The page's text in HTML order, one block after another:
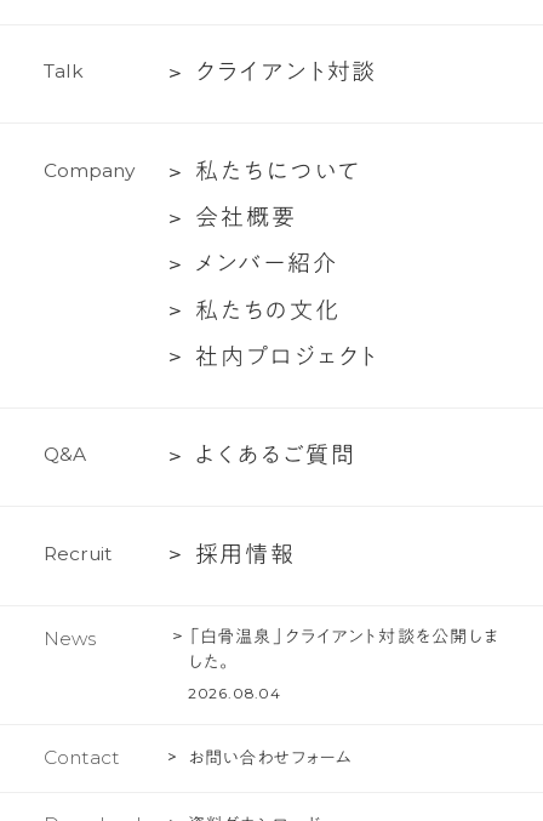
グ
績
Talk
ク
ア
対
談
ク ラ イ ア ン ト 対談
Company
私
に
つ
私 た ち に つ いて
会
要
会社概要
メ
ー
メ ンバ ー紹介
私 私 た ちの 文化
社
ロ
ク
社 内 プロ ジ ェ ク ト
Q&A
よ
る
よ く あ る ご質 問
Recruit
採 採用 情報
News
「白骨温泉」クライアント対談を公開しま
した。
2026.08.04
Contact お問い合わせフォーム